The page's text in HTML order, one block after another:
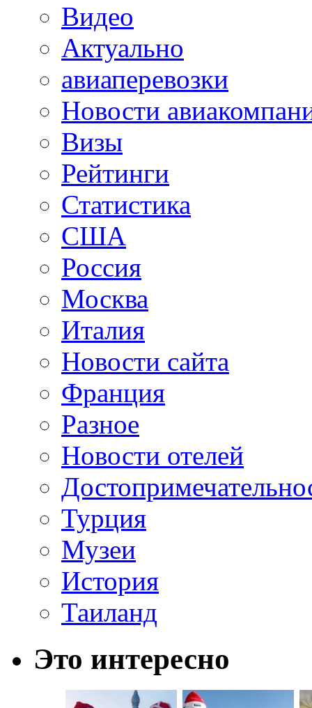
Видео
Актуально
авиаперевозки
Новости
Визы
Рейтинги
Статистика
США
Россия
Москва
Италия
Новости сайта
Франция
Разное
Новости отелей
Турция
Музеи
История
Таиланд
Это интересно